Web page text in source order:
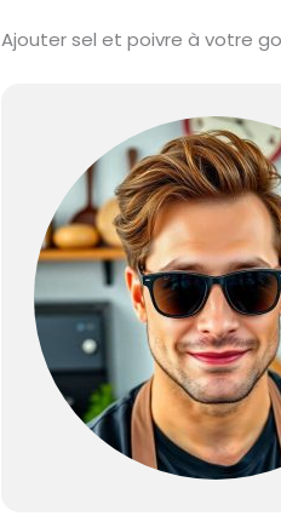
Ajouter sel et poivre à votre